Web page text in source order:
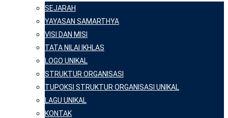
SEJARAH
YAYASAN SAMARTHYA
VISI DAN MISI
TATA NILAI IKHLAS
LOGO UNIKAL
STRUKTUR ORGANISASI
TUPOKSI STRUKTUR ORGANISASI UNIKAL
LAGU UNIKAL
KONTAK